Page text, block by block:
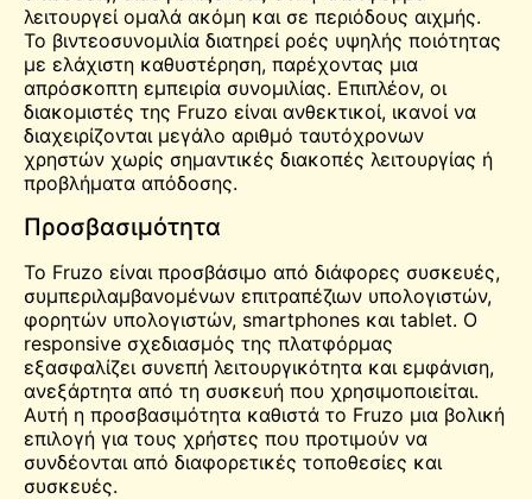
λειτουργεί ομαλά ακόμη και σε περιόδους αιχμής.
Το βιντεοσυνομιλία διατηρεί ροές υψηλής ποιότητας
με ελάχιστη καθυστέρηση, παρέχοντας μια
απρόσκοπτη εμπειρία συνομιλίας. Επιπλέον, οι
διακομιστές της Fruzo είναι ανθεκτικοί, ικανοί να
διαχειρίζονται μεγάλο αριθμό ταυτόχρονων
χρηστών χωρίς σημαντικές διακοπές λειτουργίας ή
προβλήματα απόδοσης.
Προσβασιμότητα
Το Fruzo είναι προσβάσιμο από διάφορες συσκευές,
συμπεριλαμβανομένων επιτραπέζιων υπολογιστών,
φορητών υπολογιστών, smartphones και tablet. Ο
responsive σχεδιασμός της πλατφόρμας
εξασφαλίζει συνεπή λειτουργικότητα και εμφάνιση,
ανεξάρτητα από τη συσκευή που χρησιμοποιείται.
Αυτή η προσβασιμότητα καθιστά το Fruzo μια βολική
επιλογή για τους χρήστες που προτιμούν να
συνδέονται από διαφορετικές τοποθεσίες και
συσκευές.